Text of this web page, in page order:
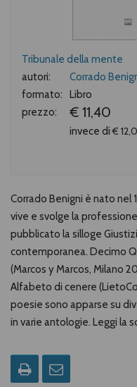
Tribunale della mente
autori:
Corrado
formato:
Libro
prezzo:
€ 11,40
invece di€
Corrado Benigni è nato nel
vive e svolge la
pubblicato la silloge
contemporanea. Decimo
(Marcos y Marcos, Milano
Alfabeto di cenere
poesie sono apparse su
in varie antologie. Leggi la